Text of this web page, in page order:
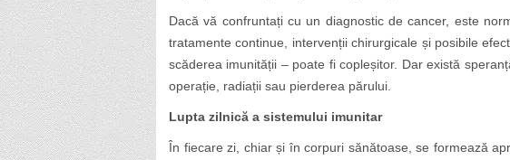
Dacă vă confruntați cu un diagnostic de cancer, este
tratamente continue, intervenții chirurgicale și posibile
scăderea imunității – poate fi copleșitor. Dar există
operație, radiații sau pierderea părului.
Lupta zilnică a sistemului imunitar
În fiecare zi, chiar și în corpuri sănătoase, se formează